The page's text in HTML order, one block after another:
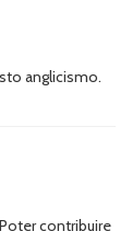
anglicismo.
contribuire